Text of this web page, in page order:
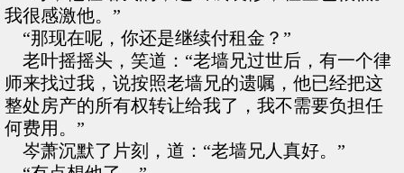
我很感激他。”
“那现在呢，你还是继续付租金？”
老叶摇摇头，笑道：“老墙兄过世后，有一个律
师来找过我，说按照老墙兄的遗嘱，他已经把这
整处房产的所有权转让给我了，我不需要负担任
何费用。”
岑萧沉默了片刻，道：“老墙兄人真好。”